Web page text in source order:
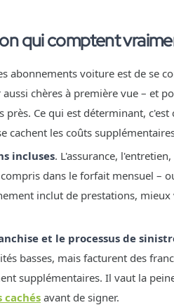
qui comptent
abonnements voiture est de se
chères à première vue – et
Ce qui est déterminant, c'est
cachent les coûts
incluses. L'assurance,
dans le forfait mensuel –
inclut de prestations, mieux
et le processus de
basses, mais facturent des
supplémentaires. Il vaut la
avant de signer.